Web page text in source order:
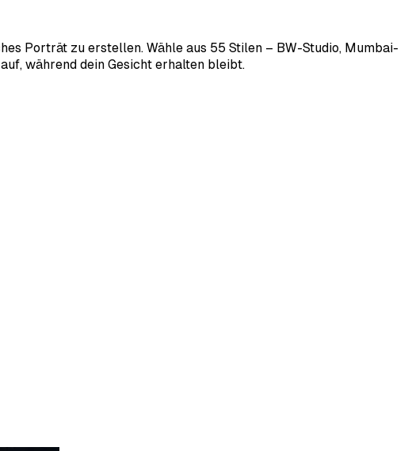
Porträt zu erstellen. Wähle aus 55 Stilen – BW-Studio, Mumbai-
während dein Gesicht erhalten bleibt.